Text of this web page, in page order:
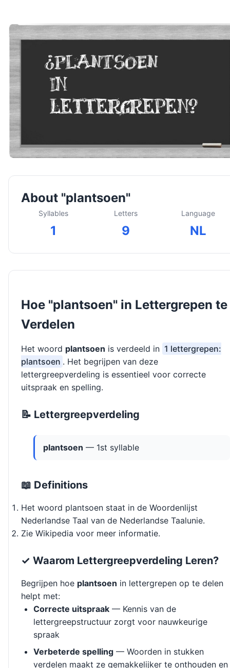
About "plantsoen"
Syllables
1
Letters
9
Language
NL
Hoe "plantsoen" in Lettergrepen te
Verdelen
Het woord plantsoen is verdeeld in 1 lettergrepen:
plantsoen . Het begrijpen van deze
lettergreepverdeling is essentieel voor correcte
uitspraak en spelling.
📝 Lettergreepverdeling
plantsoen — 1st syllable
📖 Definitions
Het woord plantsoen staat in de Woordenlijst
Nederlandse Taal van de Nederlandse Taalunie.
Zie Wikipedia voor meer informatie.
✓ Waarom Lettergreepverdeling Leren?
Begrijpen hoe plantsoen in lettergrepen op te delen
helpt met:
Correcte uitspraak — Kennis van de
lettergreepstructuur zorgt voor nauwkeurige
spraak
Verbeterde spelling — Woorden in stukken
verdelen maakt ze gemakkelijker te onthouden en